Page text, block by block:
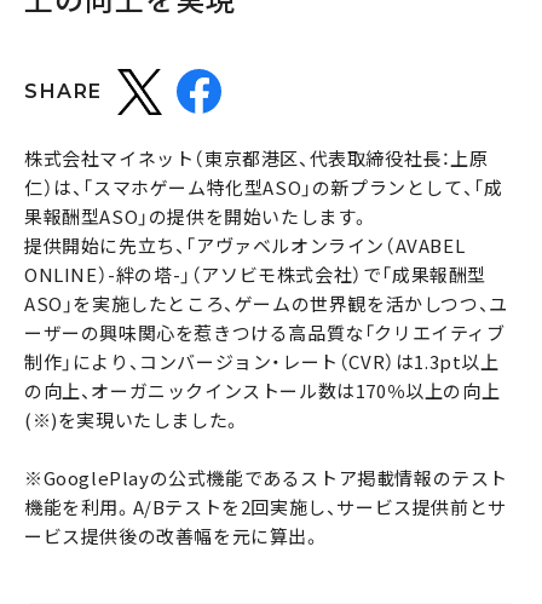
SHARE
株式会社マイネット（東京都港区、代表取締役社長：上原
仁）は、「スマホゲーム特化型ASO」の新プランとして、「成
果報酬型ASO」の提供を開始いたします。
提供開始に先立ち、「アヴァベルオンライン（AVABEL
ONLINE）-絆の塔-」（アソビモ株式会社）で「成果報酬型
ASO」を実施したところ、ゲームの世界観を活かしつつ、ユ
ーザーの興味関心を惹きつける高品質な「クリエイティブ
制作」により、コンバージョン・レート（CVR）は1.3pt以上
の向上、オーガニックインストール数は170％以上の向上
(※)を実現いたしました。
※GooglePlayの公式機能であるストア掲載情報のテスト
機能を利用。A/Bテストを2回実施し、サービス提供前とサ
ービス提供後の改善幅を元に算出。